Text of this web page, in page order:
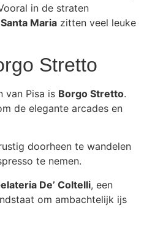
in de straten
Maria zitten veel leuke
Stretto
van Pisa is Borgo Stretto.
de elegante arcades en
doorheen te wandelen
te nemen.
De’ Coltelli, een
om ambachtelijk ijs